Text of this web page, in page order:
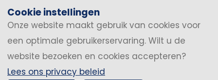
Cookie instellingen
Onze website maakt gebruik van cookies voor
een optimale gebruikerservaring. Wilt u de
website bezoeken en cookies accepteren?
Lees ons privacy beleid